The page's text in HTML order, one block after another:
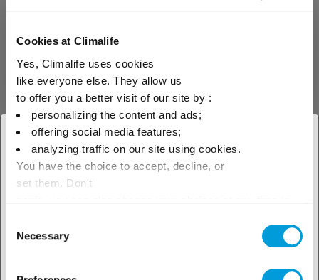
Cookies at Climalife
Yes, Climalife uses cookies
like everyone else. They allow us
to offer you a better visit of our site by :
personalizing the content and ads;
offering social media features;
analyzing traffic on our site using cookies.
You have the choice to accept, decline, or
set them. Don't
Selection
Necessary
× Schliessen
Wählen Sie Ihren geografischen
an, indem wir all unsere
Kontrollen durch eine
zugelassene Stelle einbringen.
Die gesetzlich vorgeschriebene
Wartung von Gasbehältern, die
auf dem Erlass vom 20.
November 2017 basiert, bezieht
sich auf folgende Punkte:
Neuqualifizierung des
Gasbehälters alle 10 Jahre: Der
Behälter muss geleert werden.
Eine Innenbesichtigung und eine
Veranstaltungen